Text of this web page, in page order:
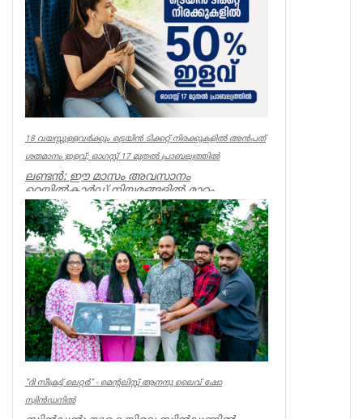
18 വയസ്സുള്ളവർക്കും ട്രെയിൻ ടിക്കറ്റ് നിരക്കുകളിൽ അൻപത്
ശതമാനം ഇളവ്; ഓഗസ്റ്റ് 17 മുതൽ പ്രാബല്യത്തിൽ
ലണ്ടൻ: ഈ മാസം അവസാനം
റെയിൽകാർഡ് നിയമങ്ങളിൽ മാറ്റം
വരുമ്പോൾ, 18 വയസ്സുള്ളവർക്കും മിക്ക
ട്രെയിൻ സർവീസ...
UK NEWS
"ദി സീക്രട്ട് ലെറ്റർ" - മെന്റലിസ്റ്റ് ആനന്ദു ലൈവ് ഷോ
സ്വിൻഡനിൽ